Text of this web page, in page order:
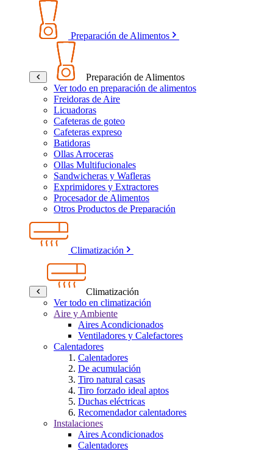
Preparación de Alimentos
Preparación de Alimentos
Ver todo en preparación de alimentos
Freidoras de Aire
Licuadoras
Cafeteras de goteo
Cafeteras expreso
Batidoras
Ollas Arroceras
Ollas Multifucionales
Sandwicheras y Wafleras
Exprimidores y Extractores
Procesador de Alimentos
Otros Productos de Preparación
Climatización
Climatización
Ver todo en climatización
Aire y Ambiente
Aires Acondicionados
Ventiladores y Calefactores
Calentadores
Calentadores
De acumulación
Tiro natural casas
Tiro forzado ideal aptos
Duchas eléctricas
Recomendador calentadores
Instalaciones
Aires Acondicionados
Calentadores